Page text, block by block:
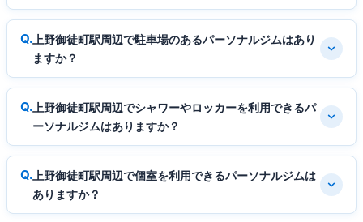
上野御徒町駅周辺で駐車場のあるパーソナルジムはあり
ますか？
上野御徒町駅周辺でシャワーやロッカーを利用できるパ
ーソナルジムはありますか？
上野御徒町駅周辺で個室を利用できるパーソナルジムは
ありますか？